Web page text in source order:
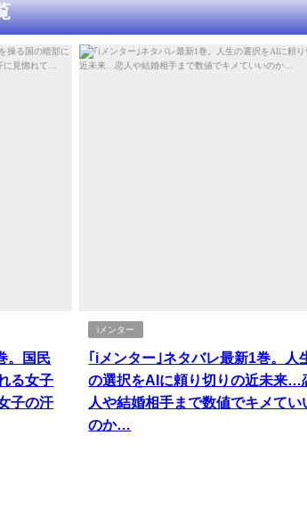
。国民
る女子
子の汗
iメンター
｢iメンター｣ネタバレ最新1巻。人
の選択をAIに頼り切りの近未来…
人や結婚相手まで数値でキメてい
のか…